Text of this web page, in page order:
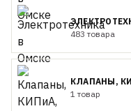
483 товара
КЛАПАНЫ,
1 товар